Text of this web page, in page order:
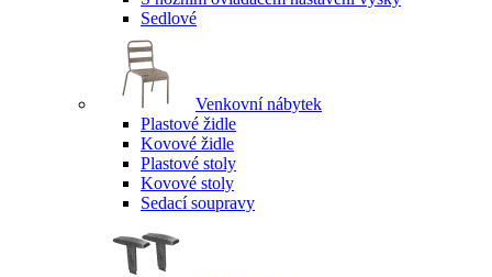
Sedlové
Venkovní nábytek
Plastové židle
Kovové židle
Plastové stoly
Kovové stoly
Sedací soupravy